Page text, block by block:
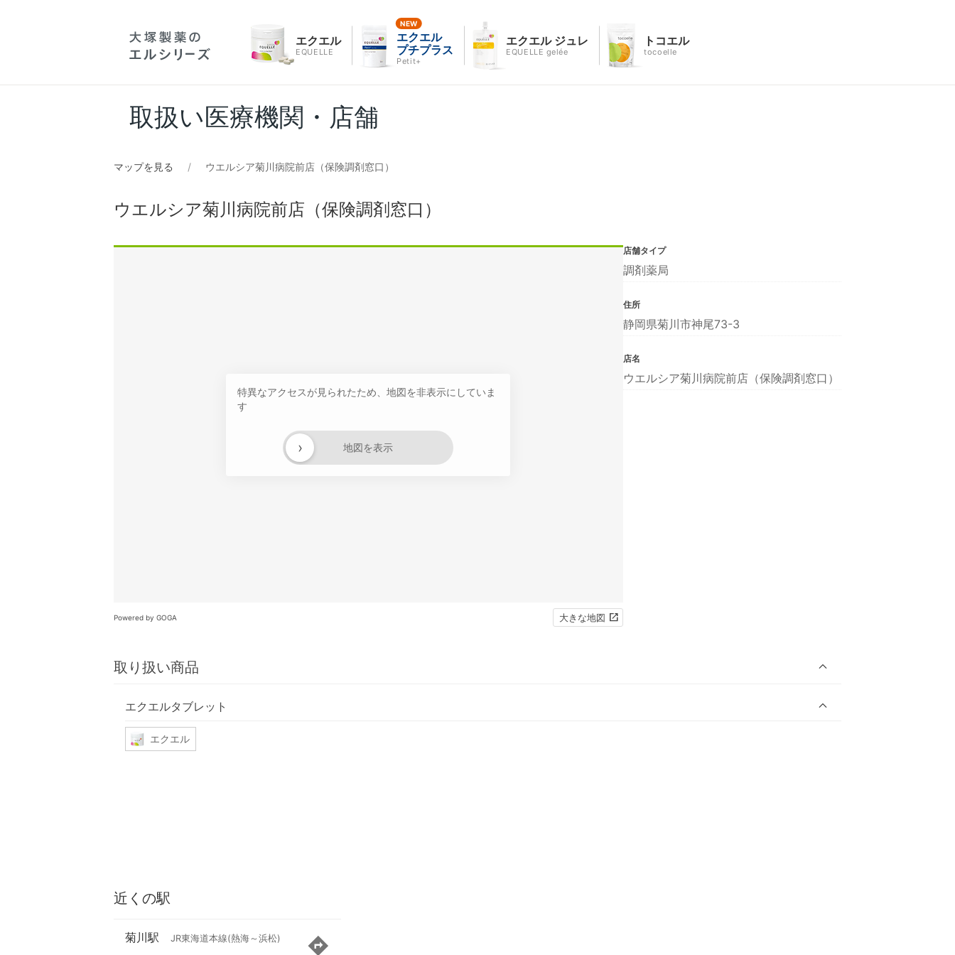
エクエル
EQUELLE
エクエル
プチプラス
Petit+
エクエル ジュレ
EQUELLE gelée
トコエル
tocoelle
取扱い医療機関・店舗
マップを見る ウエルシア菊川病院前店（保険調剤窓口）
ウエルシア菊川病院前店（保険調剤窓口）
特異なアクセスが見られたため、地図を非表示にしていま
す
地図を表示
›
Powered by GOGA 大きな地図
取り扱い商品
エクエルタブレット
エクエル
店舗タイプ
調剤薬局
住所
静岡県菊川市神尾73-3
店名
ウエルシア菊川病院前店（保険調剤窓口）
近くの駅
菊川駅 JR東海道本線(熱海～浜松)